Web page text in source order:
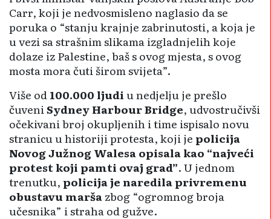
Carr, koji je nedvosmisleno naglasio da se
poruka o “stanju krajnje zabrinutosti, a koja je
u vezi sa strašnim slikama izgladnjelih koje
dolaze iz Palestine, baš s ovog mjesta, s ovog
mosta mora čuti širom svijeta”.
Više od 100.000 ljudiu nedjelju je prešlo
čuveniSydney Harbour Bridge, udvostručivši
očekivani broj okupljenih i time ispisalo novu
stranicu u historiji protesta, koji je policija
Novog Južnog Walesa opisala kao “najveći
protest koji pamti ovaj grad”. U jednom
trenutku, policija je naredila privremenu
obustavu maršazbog “ogromnog broja
učesnika” i straha od gužve.